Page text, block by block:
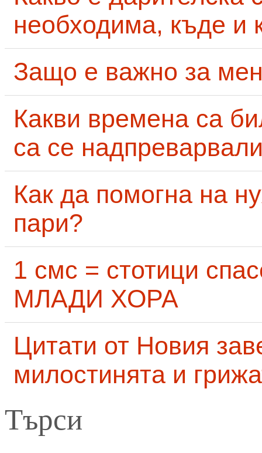
необходима, къде и
Защо е важно за
Какви времена са
са се
Как да помогна на
пари?
1 смс = стотици
МЛАДИ ХОРА
Цитати от Новия
милостинята и
Търси